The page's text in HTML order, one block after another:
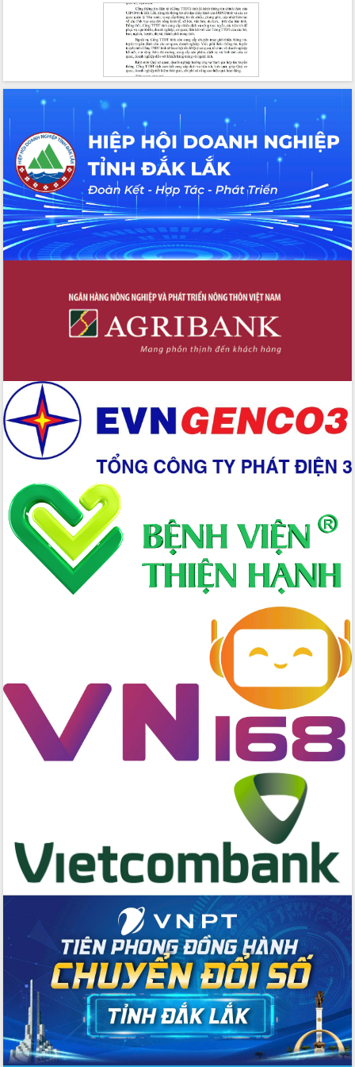
Đẩy nhanh công tác khắc phục, ổn
định đời sống Nhân dân sau bão số 13
Bí thư Tỉnh ủy Lương Nguyễn Minh
Triết dự Ngày hội đại đoàn kết tại
Buôn Đăk Tuôr, xã Cư Pui
Khởi công xây dựng Trường Phổ thông
nội trú liên cấp tiểu học và THCS xã Ia
Phó Thủ tướng Chính phủ Mai Văn
Chính chia sẻ, động viên người dân
chịu ảnh hưởng nặng từ bão số 13
Chủ tịch UBND tỉnh kiểm tra công tác
phòng, chống bão số 13 tại các địa
bàn xung yếu
Tập trung đẩy nhanh giải ngân nguồn
vốn các chương trình mục tiêu quốc
Xã Ea H'leo giữ vững và nâng cao chất
lượng các tiêu chí nông thôn mới
Công bố quyết định của Ban Thường
đầu, phát huy tinh thần chủ động,
sáng tạo để đảm bảo tiến độ giải ngân
vốn đầu tư công năm 2025
Sở Công Thương đột phá số hóa 100%
thủ tục trực tuyến lấy sự hài lòng của
doanh nghiệp làm thước đo phục vụ
Đảm bảo công tác bầu cử triển khai
đúng tiến độ, quy trình theo luật định
Ban Tuyên giáo và Dân vận Trung ương
tập huấn công tác khoa giáo năm 2025
Đắk Lắk hưởng ứng Ngày Pháp luật
Việt Nam 2025 và biểu dương 25 tập
thể, cá nhân tiêu biểu
Kỳ họp chuyên đề lần thứ Ba, HĐND
tỉnh khóa X
Bí thư Tỉnh ủy Lương Nguyễn Minh
Triết kiểm tra việc thực hiện chống
khai thác IUU
lần thứ I (2025-2030)
Đồng chí Lương Nguyễn Minh Triết
được chỉ định làm Bí thư Tỉnh ủy Đắk
Tập trung triển khai các giải pháp sản
xuất nông nghiệp bền vững, phát thải
thấp
Tọa đàm kỷ niệm 95 năm Ngày thành
lập Hội Liên hiệp Phụ nữ Việt Nam
Đắk Lắk tổ chức Ngày hội Chuyển đổi
số với chủ đề: “Công nghệ số - kiến
tạo tương lai”
Tập trung phát triển khoa học công